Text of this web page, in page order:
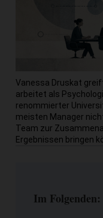
Vanessa Druskat
arbeitet als
renommierter
meisten Manager
Team zur
Ergebnissen bringen
Im Folgenden: